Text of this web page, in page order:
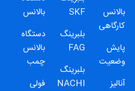
بالانس
کارگاهی
پایش
وضعیت
آنالیز
SKF
بلبرینگ
FAG
بلبرینگ
NACHI
بالانس
دستگاه
بالانس
چمب
فولی